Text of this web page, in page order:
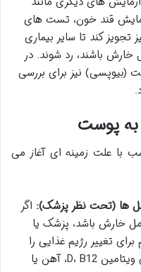
قند خون، تست های
تجویز کند تا سایر بیماری
خارش باشند، رد شوند. در
(بیوپسی) نیز برای بررسی
به پوست
با علت زمینه ای آغاز می
ها (تحت نظر پزشک): اگر
خارش باشد، پزشک یا
تغییر رژیم غذایی را
ارائه می دهد. مصرف مکمل های ویتامین D، B12، آهن یا